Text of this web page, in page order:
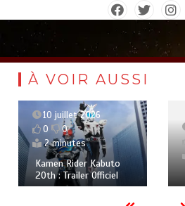
contenu
À VOIR AUSSI
10 juillet 2026
0
0
2 minutes
Kamen Rider Kabuto
20th : Trailer Officiel